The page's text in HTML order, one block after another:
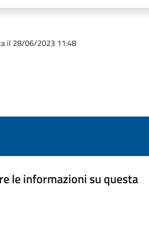
il 28/06/2023 11:48
le informazioni su questa